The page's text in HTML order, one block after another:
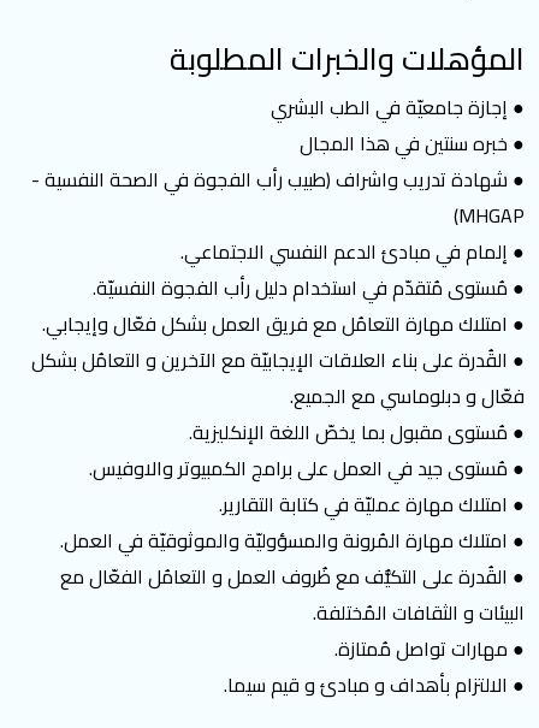
المؤهلات والخبرات المطلوبة
● إجازة جامعيّة في الطب البشري
● خبره سنتين في هذا المجال
● شهادة تدريب واشراف (طبيب رأب الفجوة في الصحة النفسية -
MHGAP)
● إلمام في مبادئ الدعم النفسي الاجتماعي.
● مُستوى مُتقدّم في استخدام دليل رأب الفجوة النفسيّة.
● امتلاك مهارة التعامُل مع فريق العمل بشكل فعّال وإيجابي.
● القُدرة على بناء العلاقات الإيجابيّة مع الآخرين و التعامُل بشكل
فعّال و دبلوماسي مع الجميع.
● مُستوى مقبول بما يخصّ اللغة الإنكليزية.
● مُستوى جيد في العمل على برامج الكمبيوتر والاوفيس.
● امتلاك مهارة عمليّة في كتابة التقارير.
● امتلاك مهارة المُرونة والمسؤوليّة والموثوقيّة في العمل.
● القُدرة على التكيُّف مع ظُروف العمل و التعامُل الفعّال مع
البيئات و الثقافات المُختلفة.
● مهارات تواصل مُمتازة.
● الالتزام بأهداف و مبادئ و قيم سيما.